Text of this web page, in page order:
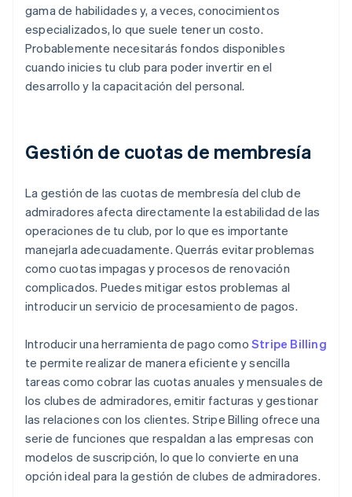
gama de habilidades y, a veces, conocimientos
especializados, lo que suele tener un costo.
Probablemente necesitarás fondos disponibles
cuando inicies tu club para poder invertir en el
desarrollo y la capacitación del personal.
Gestión de cuotas de membresía
La gestión de las cuotas de membresía del club de
admiradores afecta directamente la estabilidad de las
operaciones de tu club, por lo que es importante
manejarla adecuadamente. Querrás evitar problemas
como cuotas impagas y procesos de renovación
complicados. Puedes mitigar estos problemas al
introducir un servicio de procesamiento de pagos.
Introducir una herramienta de pago como Stripe Billing
te permite realizar de manera eficiente y sencilla
tareas como cobrar las cuotas anuales y mensuales de
los clubes de admiradores, emitir facturas y gestionar
las relaciones con los clientes. Stripe Billing ofrece una
serie de funciones que respaldan a las empresas con
modelos de suscripción, lo que lo convierte en una
opción ideal para la gestión de clubes de admiradores.